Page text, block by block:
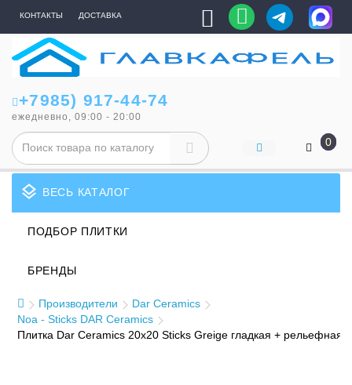
КОНТАКТЫ ДОСТАВКА
+7985) 917-44-74
ежедневно, 09:00 - 20:00
0
layers ВЕСЬ КАТАЛОГ
ПОДБОР ПЛИТКИ
БРЕНДЫ
Производители
Dar Ceramics
Noa - Sticks DAR Ceramics
Плитка Dar Ceramics 20x20 Sticks Greige гладкая + рельефная